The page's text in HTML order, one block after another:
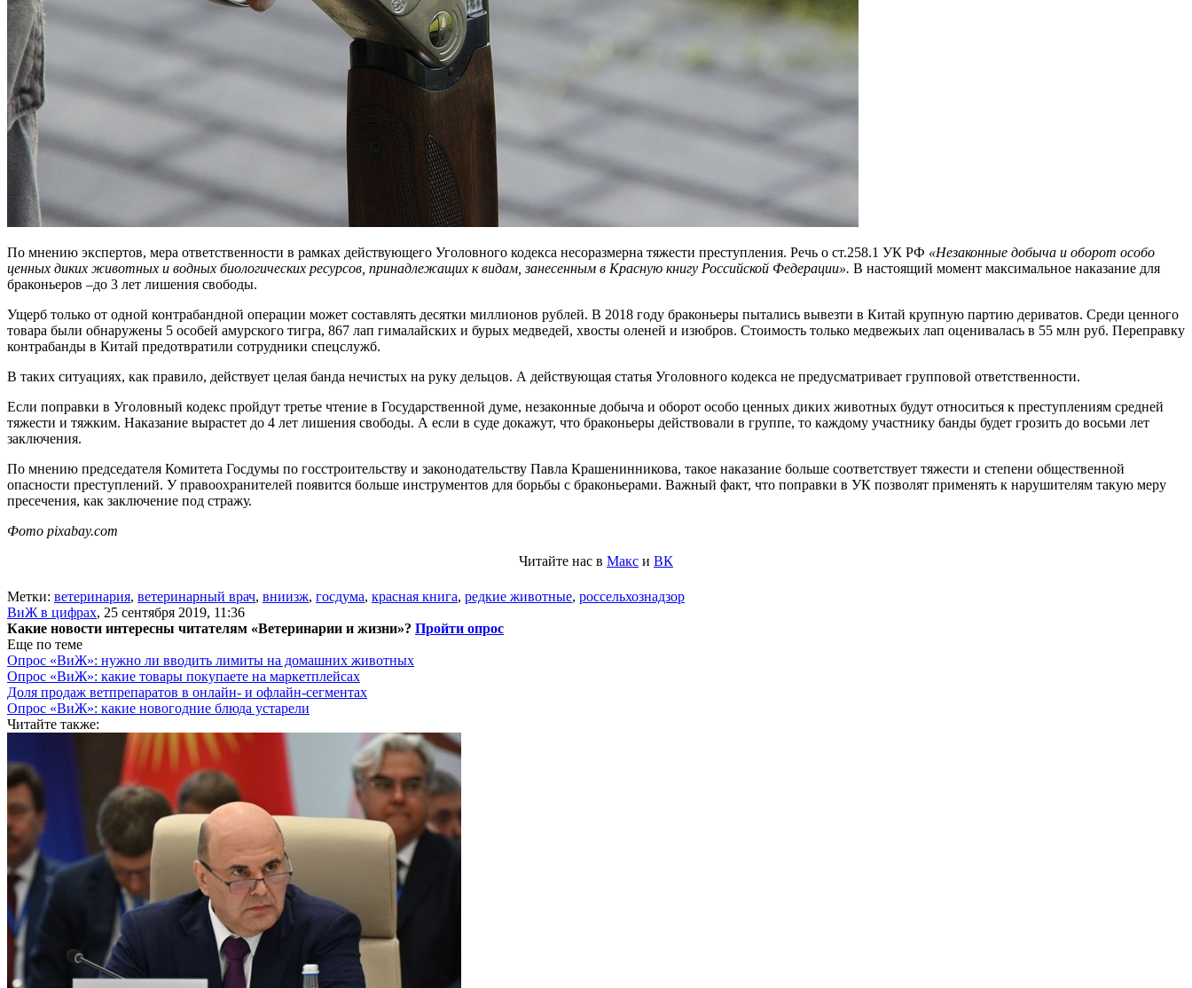
По мнению экспертов, мера ответственности в рамках действующего Уголовного кодекса несоразмерна тяжести преступления. Речь о ст.258.1 УК РФ «Незаконные добыча и оборот особо
ценных диких животных и водных биологических ресурсов, принадлежащих к видам, занесенным в Красную книгу Российской Федерации». В настоящий момент максимальное наказание для
браконьеров –до 3 лет лишения свободы.
Ущерб только от одной контрабандной операции может составлять десятки миллионов рублей. В 2018 году браконьеры пытались вывезти в Китай крупную партию дериватов. Среди ценного
товара были обнаружены 5 особей амурского тигра, 867 лап гималайских и бурых медведей, хвосты оленей и изюбров. Стоимость только медвежьих лап оценивалась в 55 млн руб. Переправку
контрабанды в Китай предотвратили сотрудники спецслужб.
В таких ситуациях, как правило, действует целая банда нечистых на руку дельцов. А действующая статья Уголовного кодекса не предусматривает групповой ответственности.
Если поправки в Уголовный кодекс пройдут третье чтение в Государственной думе, незаконные добыча и оборот особо ценных диких животных будут относиться к преступлениям средней
тяжести и тяжким. Наказание вырастет до 4 лет лишения свободы. А если в суде докажут, что браконьеры действовали в группе, то каждому участнику банды будет грозить до восьми лет
заключения.
По мнению председателя Комитета Госдумы по госстроительству и законодательству Павла Крашенинникова, такое наказание больше соответствует тяжести и степени общественной
опасности преступлений. У правоохранителей появится больше инструментов для борьбы с браконьерами. Важный факт, что поправки в УК позволят применять к нарушителям такую меру
пресечения, как заключение под стражу.
Фото pixabay.com
Читайте нас в Макс и ВК
Метки: ветеринария, ветеринарный врач, вниизж, госдума, красная книга, редкие животные, россельхознадзор
ВиЖ в цифрах, 25 сентября 2019, 11:36
Какие новости интересны читателям «Ветеринарии и жизни»? Пройти опрос
Еще по теме
Опрос «ВиЖ»: нужно ли вводить лимиты на домашних животных
Опрос «ВиЖ»: какие товары покупаете на маркетплейсах
Доля продаж ветпрепаратов в онлайн- и офлайн-сегментах
Опрос «ВиЖ»: какие новогодние блюда устарели
Читайте также: